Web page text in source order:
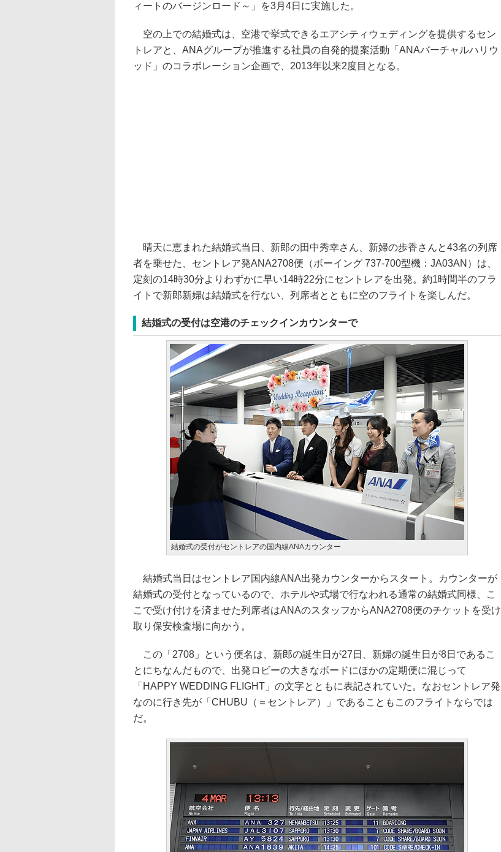
ィートのバージンロード～」を3月4日に実施した。
空の上での結婚式は、空港で挙式できるエアシティウェディングを提供するセン
トレアと、ANAグループが推進する社員の自発的提案活動「ANAバーチャルハリウ
ッド」のコラボレーション企画で、2013年以来2度目となる。
晴天に恵まれた結婚式当日、新郎の田中秀幸さん、新婦の歩香さんと43名の列席
者を乗せた、セントレア発ANA2708便（ボーイング 737-700型機：JA03AN）は、
定刻の14時30分よりわずかに早い14時22分にセントレアを出発。約1時間半のフラ
イトで新郎新婦は結婚式を行ない、列席者とともに空のフライトを楽しんだ。
結婚式の受付は空港のチェックインカウンターで
結婚式の受付がセントレアの国内線ANAカウンター
結婚式当日はセントレア国内線ANA出発カウンターからスタート。カウンターが
結婚式の受付となっているので、ホテルや式場で行なわれる通常の結婚式同様、こ
こで受け付けを済ませた列席者はANAのスタッフからANA2708便のチケットを受け
取り保安検査場に向かう。
この「2708」という便名は、新郎の誕生日が27日、新婦の誕生日が8日であるこ
とにちなんだもので、出発ロビーの大きなボードにほかの定期便に混じって
「HAPPY WEDDING FLIGHT」の文字とともに表記されていた。なおセントレア発
なのに行き先が「CHUBU（＝セントレア）」であることもこのフライトならでは
だ。